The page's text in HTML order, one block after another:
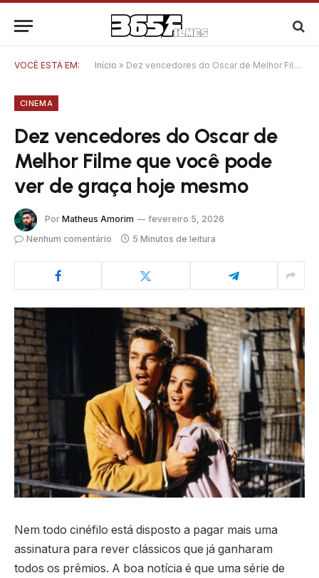
VOCÊ ESTÁ EM: Início » Dez vencedores do Oscar de Melhor Filme que você pode ver de graça hoje mesmo
CINEMA
Dez vencedores do Oscar de
Melhor Filme que você pode
ver de graça hoje mesmo
Por Matheus Amorim
fevereiro 5, 2026
Nenhum comentário
5 Minutos de leitura
Nem todo cinéfilo está disposto a pagar mais uma
assinatura para rever clássicos que já ganharam
todos os prêmios. A boa notícia é que uma série de